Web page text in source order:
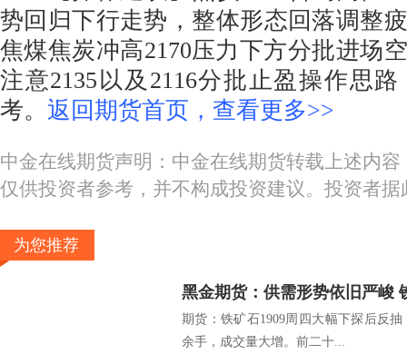
势回归下行走势，整体形态回落调整
焦煤焦炭冲高2170压力下方分批进场
注意2135以及2116分批止盈操作思
考。 返回期货首页，查看更多>>
中金在线期货声明：中金在线期货转载上述内
仅供投资者参考，并不构成投资建议。投资者
为您推荐
黑金期货：供需形势依旧严峻
期货：铁矿石1909周四大幅下探后反
余手，成交量大增。前二十...